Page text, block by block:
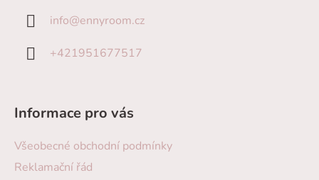
info@ennyroom.cz
+421951677517
Informace pro vás
Všeobecné obchodní podmínky
Reklamační řád